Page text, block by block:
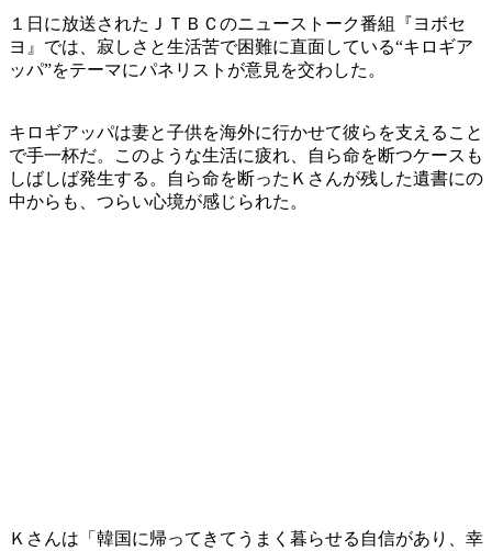
１日に放送されたＪＴＢＣのニューストーク番組『ヨボセ
ヨ』では、寂しさと生活苦で困難に直面している“キロギア
ッパ”をテーマにパネリストが意見を交わした。
キロギアッパは妻と子供を海外に行かせて彼らを支えること
で手一杯だ。このような生活に疲れ、自ら命を断つケースも
しばしば発生する。自ら命を断ったＫさんが残した遺書にの
中からも、つらい心境が感じられた。
Ｋさんは「韓国に帰ってきてうまく暮らせる自信があり、幸